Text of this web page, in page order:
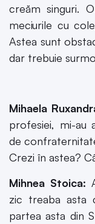
creăm singuri.
meciurile cu
Astea sunt
dar trebuie
Mihaela
profesiei, mi-au
de
Crezi în astea?
Mihnea Stoica:
zic treaba asta
partea asta din